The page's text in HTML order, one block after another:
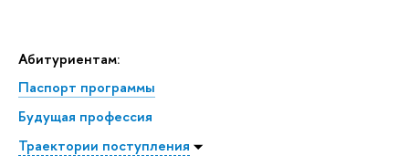
Абитуриентам:
Паспорт программы
Будущая профессия
Траектории поступления